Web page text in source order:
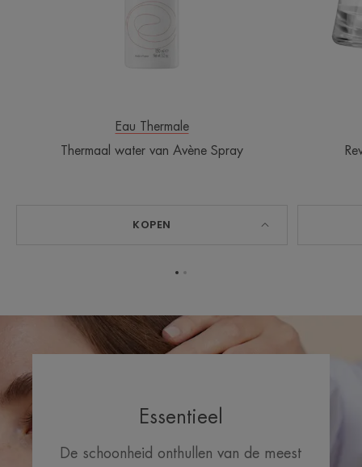
Eau Thermale
Thermaal water van Avène Spray
KOPEN
item
item
Essentieel
De schoonheid onthullen van de meest